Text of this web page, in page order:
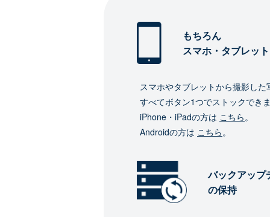
もちろん
スマホ・タブレッ
スマホやタブレットから撮影した
すべてボタン1つでストックでき
iPhone・iPadの方は こちら。
Androidの方は こちら。
バックアップ
の保持